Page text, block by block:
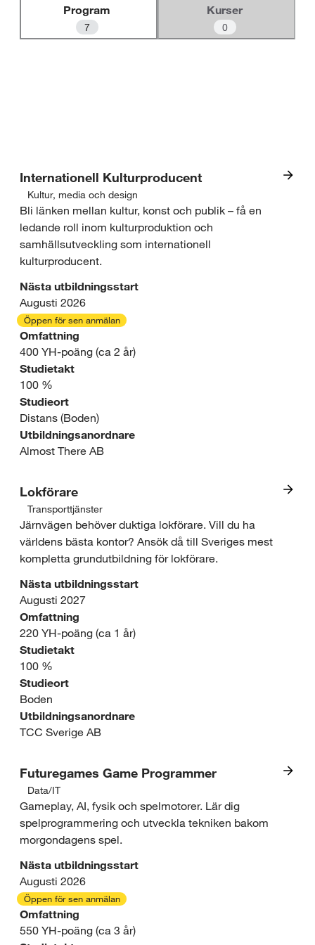
ä
Program
7
Kurser
0
Internationell Kulturproducent
I
n
t
r
e
s
s
e
o
m
å
d
e
:
K
u
l
t
u
r
,
m
e
d
i
a
o
Kultur, media och design
Bli länken mellan kultur, konst och publik – få en
ledande roll inom kulturproduktion och
samhällsutveckling som internationell
kulturproducent.
Nästa utbildningsstart
Augusti 2026
Öppen för sen anmälan
Omfattning
400 YH-poäng (ca 2 år)
Studietakt
100 %
Studieort
Distans (Boden)
Utbildningsanordnare
Almost There AB
Lokförare
I
n
t
r
e
s
s
e
o
å
d
e
:
T
Transporttjänster
Järnvägen behöver duktiga lokförare. Vill du ha
världens bästa kontor? Ansök då till Sveriges mest
kompletta grundutbildning för lokförare.
Nästa utbildningsstart
Augusti 2027
Omfattning
220 YH-poäng (ca 1 år)
Studietakt
100 %
Studieort
Boden
Utbildningsanordnare
TCC Sverige AB
Futuregames Game Programmer
I
n
t
r
e
s
Data/IT
Gameplay, AI, fysik och spelmotorer. Lär dig
spelprogrammering och utveckla tekniken bakom
morgondagens spel.
Nästa utbildningsstart
Augusti 2026
Öppen för sen anmälan
Omfattning
550 YH-poäng (ca 3 år)